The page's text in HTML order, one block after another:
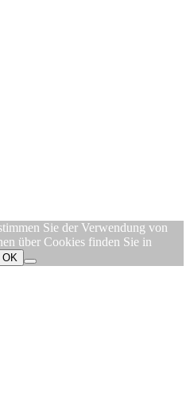
Sie der Verwendung von
über Cookies finden Sie in
OK